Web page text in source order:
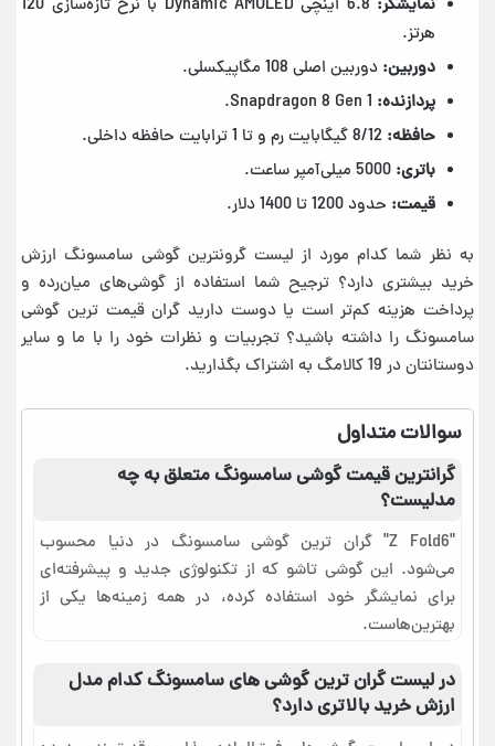
نمایشگر:
6.8 اینچی Dynamic AMOLED با نرخ تازه‌سازی 120
هرتز.
دوربین: دوربین اصلی 108 مگاپیکسلی.
پردازنده:
حافظه: 8/12 گیگابایت رم و تا 1 ترابایت حافظه داخلی.
باتری: 5000 میلی‌آمپر ساعت.
قیمت: حدود 1200 تا 1400 دلار.
به نظر شما کدام مورد از لیست گرونترین گوشی سامسونگ ارزش
خرید بیشتری دارد؟ ترجیح شما استفاده از گوشی‌های میان‌رده و
پرداخت هزینه کم‌تر است یا دوست دارید گران قیمت ترین گوشی
سامسونگ را داشته باشید؟ تجربیات و نظرات خود را با ما و سایر
دوستانتان در 19 کالامگ به اشتراک بگذارید.
سوالات متداول
گرانترین قیمت گوشی سامسونگ متعلق به چه
مدلیست؟
"Z Fold6" گران ترین گوشی سامسونگ در دنیا محسوب
می‌شود. این گوشی تاشو که از تکنولوژی جدید و پیشرفته‌ای
برای نمایشگر خود استفاده کرده، در همه زمینه‌ها یکی از
بهترین‌هاست.
در لیست گران ترین گوشی های سامسونگ کدام مدل
ارزش خرید بالاتری دارد؟